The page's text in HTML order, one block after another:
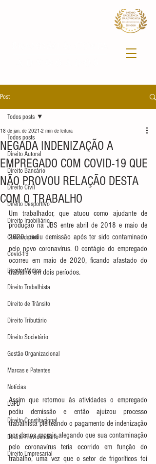
Post
Todos posts
Direito Autoral
Direito Bancário
Direito Civil
Direito Desportivo
Direito Imobiliário
Curiosidades
Covid-19
Direito Médico
Direito Trabalhista
Direito de Trânsito
Direito Tributário
Direito Societário
Gestão Organizacional
Marcas e Patentes
Notícias
LGPD
Direito Constitucional
Direito Previdenciário
Direito Empresarial
Todos posts
NEGADA INDENIZAÇÃO A
EMPREGADO COM COVID-19 QUE
NÃO PROVOU RELAÇÃO DESTA
COM O TRABALHO
18 de jan. de 2021 2 min de leitura
Um trabalhador, que atuou como ajudante de
produção na JBS entre abril de 2018 e maio de
2020, pediu demissão após ter sido contaminado
pelo novo coronavírus. O contágio do empregado
ocorreu em maio de 2020, ficando afastado do
trabalho em dois períodos.
Assim que retornou às atividades o empregado
pediu demissão e então ajuizou processo
trabalhista pleiteando o pagamento de indenização
por danos morais alegando que sua contaminação
pelo coronavírus teria ocorrido em função do
trabalho, uma vez que o setor de frigoríficos foi